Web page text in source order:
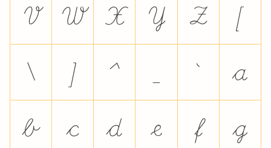
V
W X Y Z
[
\
] ^ `
a
b
c d e f
g